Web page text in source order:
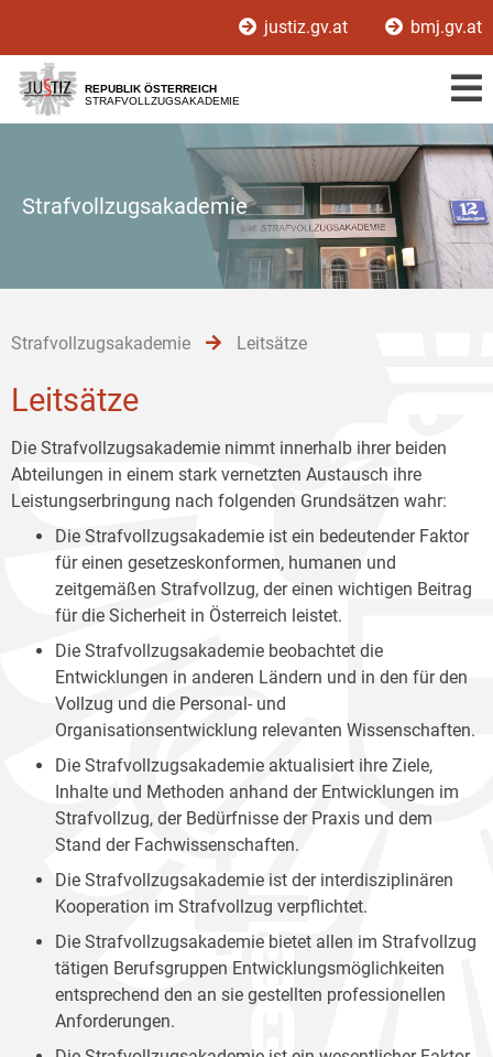
[1]
[2]
[3]
justiz.gv.at bmj.gv.at
REPUBLIK ÖSTERREICH
STRAFVOLLZUGSAKADEMIE
Strafvollzugsakademie
Strafvollzugsakademie Leitsätze
Leitsätze
Die Strafvollzugsakademie nimmt innerhalb ihrer beiden
Abteilungen in einem stark vernetzten Austausch ihre
Leistungserbringung nach folgenden Grundsätzen wahr:
Die Strafvollzugsakademie ist ein bedeutender Faktor
für einen gesetzeskonformen, humanen und
zeitgemäßen Strafvollzug, der einen wichtigen Beitrag
für die Sicherheit in Österreich leistet.
Die Strafvollzugsakademie beobachtet die
Entwicklungen in anderen Ländern und in den für den
Vollzug und die Personal- und
Organisationsentwicklung relevanten Wissenschaften.
Die Strafvollzugsakademie aktualisiert ihre Ziele,
Inhalte und Methoden anhand der Entwicklungen im
Strafvollzug, der Bedürfnisse der Praxis und dem
Stand der Fachwissenschaften.
Die Strafvollzugsakademie ist der interdisziplinären
Kooperation im Strafvollzug verpflichtet.
Die Strafvollzugsakademie bietet allen im Strafvollzug
tätigen Berufsgruppen Entwicklungsmöglichkeiten
entsprechend den an sie gestellten professionellen
Anforderungen.